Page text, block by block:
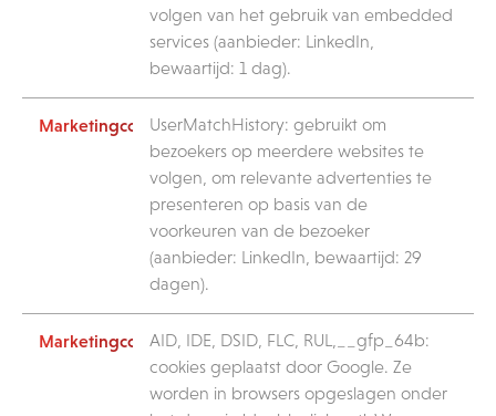
volgen van het gebruik van embedded
services (aanbieder: LinkedIn,
bewaartijd: 1 dag).
UserMatchHistory: gebruikt om
bezoekers op meerdere websites te
volgen, om relevante advertenties te
presenteren op basis van de
voorkeuren van de bezoeker
(aanbieder: LinkedIn, bewaartijd: 29
dagen).
AID, IDE, DSID, FLC, RUL,__gfp_64b:
cookies geplaatst door Google. Ze
worden in browsers opgeslagen onder